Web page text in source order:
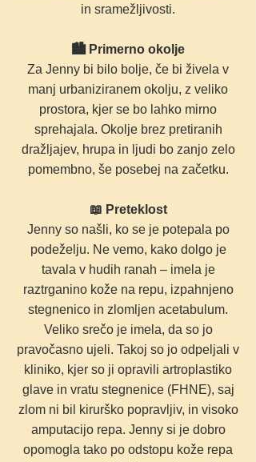
in sramežljivosti.
🏙️ Primerno okolje
Za Jenny bi bilo bolje, če bi živela v
manj urbaniziranem okolju, z veliko
prostora, kjer se bo lahko mirno
sprehajala. Okolje brez pretiranih
dražljajev, hrupa in ljudi bo zanjo zelo
pomembno, še posebej na začetku.
📖 Preteklost
Jenny so našli, ko se je potepala po
podeželju. Ne vemo, kako dolgo je
tavala v hudih ranah – imela je
raztrganino kože na repu, izpahnjeno
stegnenico in zlomljen acetabulum.
Veliko srečo je imela, da so jo
pravočasno ujeli. Takoj so jo odpeljali v
kliniko, kjer so ji opravili artroplastiko
glave in vratu stegnenice (FHNE), saj
zlom ni bil kirurško popravljiv, in visoko
amputacijo repa. Jenny si je dobro
opomogla tako po odstopu kože repa